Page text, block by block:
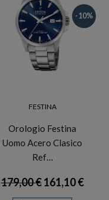
-10%
FESTINA
Orologio Festina
Uomo Acero Clasico
Ref…
179,00 €161,10 €